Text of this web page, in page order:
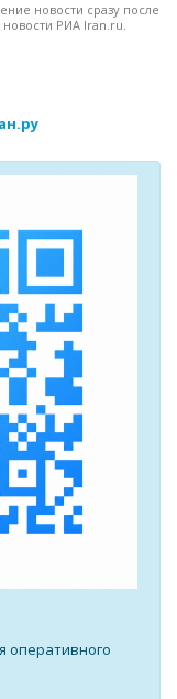
новости сразу после
новости РИА Iran.ru.
оперативного